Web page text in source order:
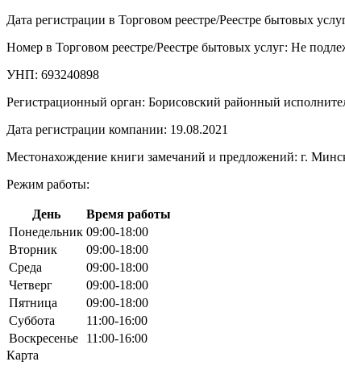
Дата регистрации в Торговом реестре/Реестре бытовых
Номер в Торговом реестре/Реестре бытовых услуг: Не
УНП: 693240898
Регистрационный орган: Борисовский районный
Дата регистрации компании: 19.08.2021
Местонахождение книги замечаний и предложений: г.
Режим работы:
День
Время работы
Понедельник 09:00-18:00
Вторник
09:00-18:00
Среда
09:00-18:00
Четверг
09:00-18:00
Пятница
09:00-18:00
Суббота
11:00-16:00
Воскресенье
11:00-16:00
Карта